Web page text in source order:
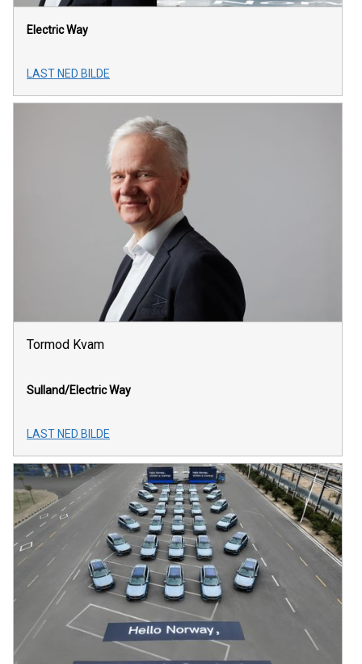
Electric Way
LAST NED BILDE
Tormod Kvam
Sulland/Electric Way
LAST NED BILDE